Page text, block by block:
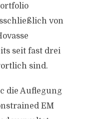
von
seit fast drei
sind.
die Auflegung
EM